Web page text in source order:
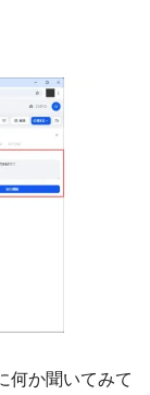
何か聞いてみて